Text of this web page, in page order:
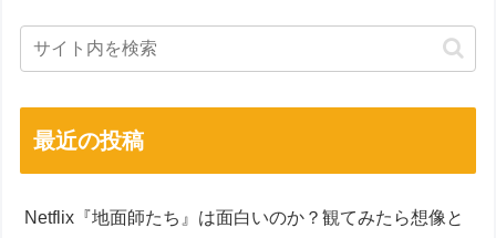
最近の投稿
Netflix『地面師たち』は面白いのか？観てみたら想像と